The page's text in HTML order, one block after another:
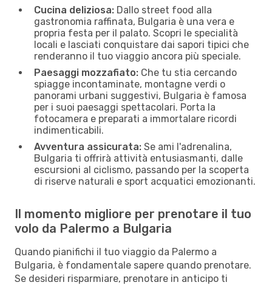
Cucina deliziosa: Dallo street food alla
gastronomia raffinata, Bulgaria è una vera e
propria festa per il palato. Scopri le specialità
locali e lasciati conquistare dai sapori tipici che
renderanno il tuo viaggio ancora più speciale.
Paesaggi mozzafiato: Che tu stia cercando
spiagge incontaminate, montagne verdi o
panorami urbani suggestivi, Bulgaria è famosa
per i suoi paesaggi spettacolari. Porta la
fotocamera e preparati a immortalare ricordi
indimenticabili.
Avventura assicurata: Se ami l'adrenalina,
Bulgaria ti offrirà attività entusiasmanti, dalle
escursioni al ciclismo, passando per la scoperta
di riserve naturali e sport acquatici emozionanti.
Il momento migliore per prenotare il tuo
volo da Palermo a Bulgaria
Quando pianifichi il tuo viaggio da Palermo a
Bulgaria, è fondamentale sapere quando prenotare.
Se desideri risparmiare, prenotare in anticipo ti